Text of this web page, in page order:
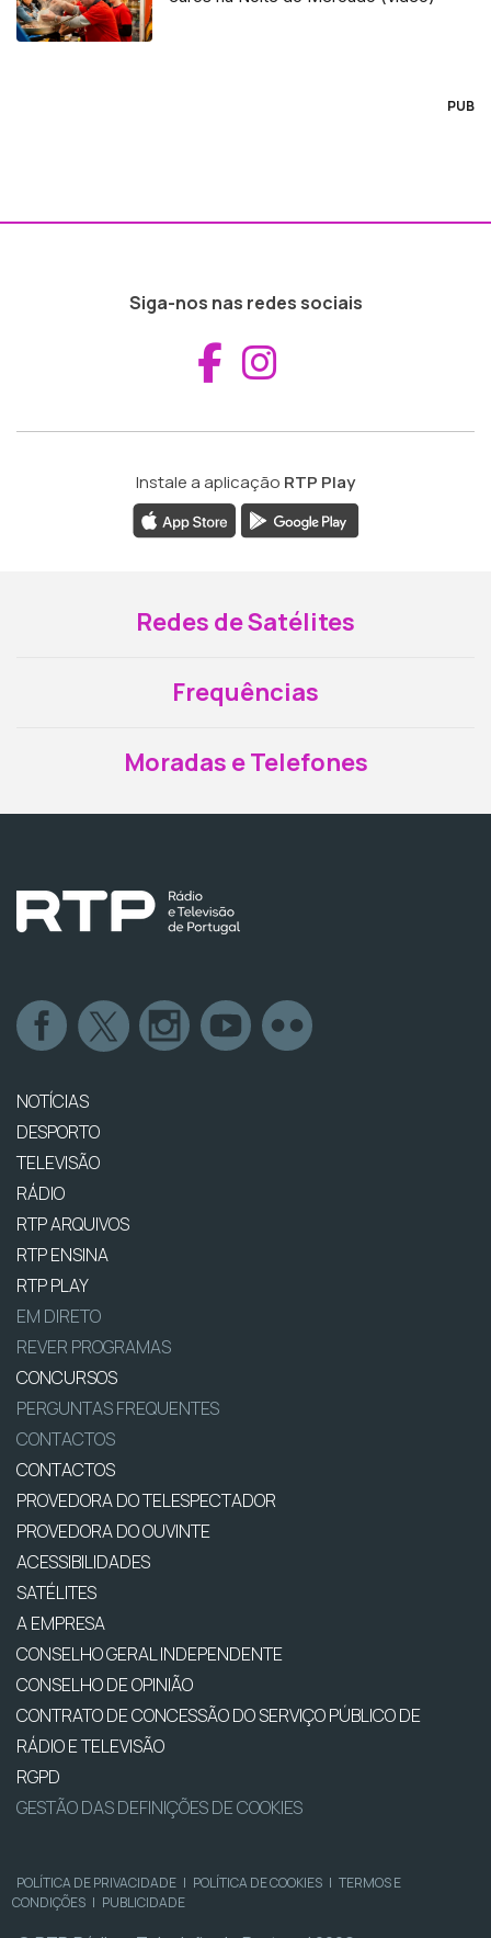
PUB
Siga-nos nas redes sociais
Aceder ao
Instale a aplicação RTP Play
Redes de Satélites
Frequências
Moradas e Telefones
NOTÍCIAS
DESPORTO
TELEVISÃO
RÁDIO
RTP ARQUIVOS
RTP ENSINA
RTP PLAY
EM DIRETO
REVER PROGRAMAS
CONCURSOS
PERGUNTAS FREQUENTES
CONTACTOS
CONTACTOS
PROVEDORA DO TELESPECTADOR
PROVEDORA DO OUVINTE
ACESSIBILIDADES
SATÉLITES
A EMPRESA
CONSELHO GERAL INDEPENDENTE
CONSELHO DE OPINIÃO
CONTRATO DE CONCESSÃO DO SERVIÇO PÚBLICO DE
RÁDIO E TELEVISÃO
RGPD
GESTÃO DAS DEFINIÇÕES DE COOKIES
POLÍTICA DE PRIVACIDADE | POLÍTICA DE COOKIES | TERMOS E
CONDIÇÕES | PUBLICIDADE